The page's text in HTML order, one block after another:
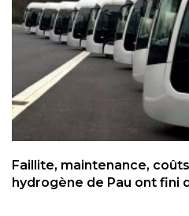
Faillite, maintenance,
hydrogène de Pau ont fini